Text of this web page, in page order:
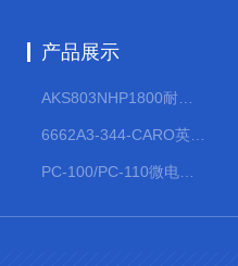
比例投加；可与余氯、
产品展示